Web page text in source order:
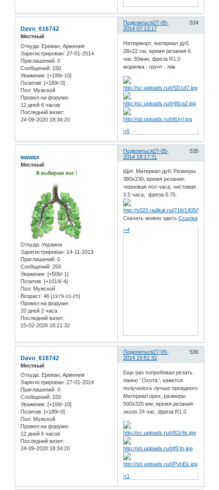
Поделиться 534
27-05-
2014 07:13:17
Davo_616742
Местный
Откуда: Ереван, Армения
Зарегистрирован: 27-01-2014
Приглашений: 0
Сообщений: 150
Уважение: [+199/-10]
Позитив: [+189/-0]
Пол: Мужской
Провел на форуме:
12 дней 6 часов
Последний визит:
24-09-2020 18:34:20
Натюрморт, материал дуб,
28x22 см, время резания 6
час 30мин, фреза R1.0
морилка - грунт - лак
+6
Поделиться 535
27-05-
2014 18:17:31
wawax
Местный
Откуда: Украина
Зарегистрирован: 14-11-2013
Приглашений: 0
Сообщений: 250
Уважение: [+506/-1]
Позитив: [+1014/-4]
Пол: Мужской
Возраст: 46 [1979-10-25]
Провел на форуме:
20 дней 2 часа
Последний визит:
15-02-2026 18:21:32
Щит. Материал дуб. Размеры
380х230, время резания:
черновая пол часа, чистовая
3.5 часа, фреза 0.75.
Скачать можно здесь.Ссылка
+4
Поделиться 536
27-05-
2014 19:51:32
Davo_616742
Местный
Откуда: Ереван, Армения
Зарегистрирован: 27-01-2014
Приглашений: 0
Сообщений: 150
Уважение: [+199/-10]
Позитив: [+189/-0]
Пол: Мужской
Провел на форуме:
12 дней 6 часов
Последний визит:
24-09-2020 18:34:20
Еще раз попробовал резать
панно ' Охота ', кажется
получилось лучше преждного
Материал орех, размеры
500х320 мм, время резания
около 24 час, фреза R1.0
+1